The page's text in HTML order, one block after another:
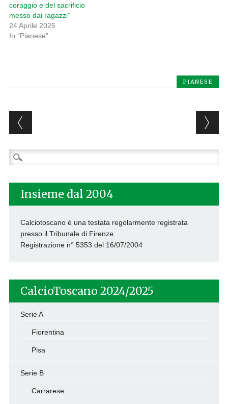
coraggio e del sacrificio
messo dai ragazzi”
24 Aprile 2025
In "Pianese"
PIANESE
Post navigation
Ricerca
per:
Insieme dal 2004
Calciotoscano è una testata regolarmente registrata
presso il Tribunale di Firenze.
Registrazione n° 5353 del 16/07/2004
CalcioToscano 2024/2025
Serie A
Fiorentina
Pisa
Serie B
Carrarese